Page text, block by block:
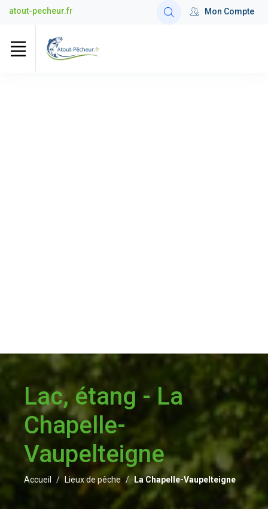
atout-pecheur.fr Mon Compte
Lac, étang - La
Chapelle-
Vaupelteigne
Accueil Lieux de pêche La Chapelle-Vaupelteigne